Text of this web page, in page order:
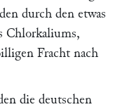
durch den etwas
Chlorkaliums,
Fracht nach
die deutschen